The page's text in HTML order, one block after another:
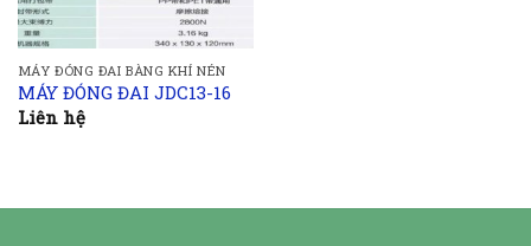
MÁY ĐÓNG ĐAI BÀNG KHÍ NÉN
MÁY ĐÓNG ĐAI JDC13-16
Liên hệ